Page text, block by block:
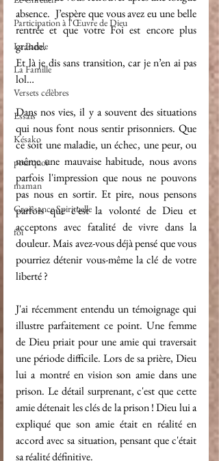
Participation à l'Œuvre de Dieu
La Parole
La Famille
Versets célèbres
Essais
Késako
pourquoi
maman
Croissance Spirituelle
foi
absence.  J’espère que vous avez eu une belle
rentrée et que votre Foi est encore plus
grande.
Et là je dis sans transition, car je n’en ai pas
lol…
Dans nos vies, il y a souvent des situations
qui nous font nous sentir prisonniers. Que
ce soit une maladie, un échec, une peur, ou
même une mauvaise habitude, nous avons
parfois l'impression que nous ne pouvons
pas nous en sortir. Et pire, nous pensons
parfois que c’est la volonté de Dieu et
acceptons avec fatalité de vivre dans la
douleur. Mais avez-vous déjà pensé que vous
pourriez détenir vous-même la clé de votre
liberté ?
J'ai récemment entendu un témoignage qui
illustre parfaitement ce point. Une femme
de Dieu priait pour une amie qui traversait
une période difficile. Lors de sa prière, Dieu
lui a montré en vision son amie dans une
prison. Le détail surprenant, c'est que cette
amie détenait les clés de la prison ! Dieu lui a
expliqué que son amie était en réalité en
accord avec sa situation, pensant que c'était
sa réalité définitive.